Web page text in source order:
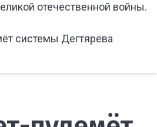
отечественной войны.
системы Дегтярёва